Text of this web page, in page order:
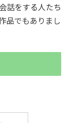
話をする人たち
品でもありまし